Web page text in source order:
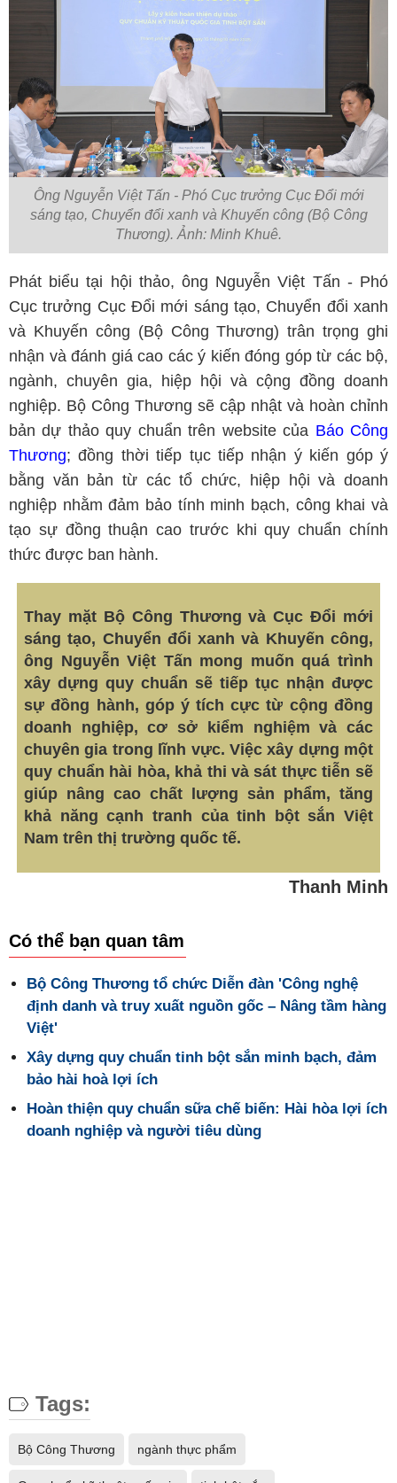
Ông Nguyễn Việt Tấn - Phó Cục trưởng Cục Đổi mới
sáng tạo, Chuyển đổi xanh và Khuyến công (Bộ Công
Thương). Ảnh: Minh Khuê.
Phát biểu tại hội thảo, ông Nguyễn Việt Tấn - Phó
Cục trưởng Cục Đổi mới sáng tạo, Chuyển đổi xanh
và Khuyến công (Bộ Công Thương) trân trọng ghi
nhận và đánh giá cao các ý kiến đóng góp từ các bộ,
ngành, chuyên gia, hiệp hội và cộng đồng doanh
nghiệp. Bộ Công Thương sẽ cập nhật và hoàn chỉnh
bản dự thảo quy chuẩn trên website của Báo Công
Thương; đồng thời tiếp tục tiếp nhận ý kiến góp ý
bằng văn bản từ các tổ chức, hiệp hội và doanh
nghiệp nhằm đảm bảo tính minh bạch, công khai và
tạo sự đồng thuận cao trước khi quy chuẩn chính
thức được ban hành.
Thay mặt Bộ Công Thương và Cục Đổi mới
sáng tạo, Chuyển đổi xanh và Khuyến công,
ông Nguyễn Việt Tấn mong muốn quá trình
xây dựng quy chuẩn sẽ tiếp tục nhận được
sự đồng hành, góp ý tích cực từ cộng đồng
doanh nghiệp, cơ sở kiểm nghiệm và các
chuyên gia trong lĩnh vực. Việc xây dựng một
quy chuẩn hài hòa, khả thi và sát thực tiễn sẽ
giúp nâng cao chất lượng sản phẩm, tăng
khả năng cạnh tranh của tinh bột sắn Việt
Nam trên thị trường quốc tế.
Thanh Minh
Có thể bạn quan tâm
Bộ Công Thương tổ chức Diễn đàn 'Công nghệ
định danh và truy xuất nguồn gốc – Nâng tầm hàng
Việt'
Xây dựng quy chuẩn tinh bột sắn minh bạch, đảm
bảo hài hoà lợi ích
Hoàn thiện quy chuẩn sữa chế biến: Hài hòa lợi ích
doanh nghiệp và người tiêu dùng
Tags:
Bộ Công Thương ngành thực phẩm